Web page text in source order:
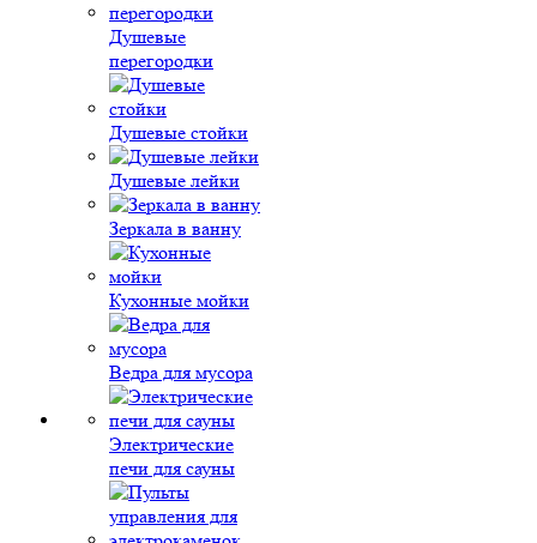
Душевые
перегородки
Душевые стойки
Душевые лейки
Зеркала в ванну
Кухонные мойки
Ведра для мусора
Электрические
печи для сауны